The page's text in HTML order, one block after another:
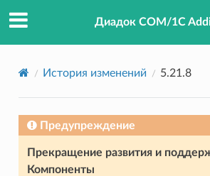
Диадок COM/1C
История изменений 5.21.8
Предупреждение
Прекращение развития и
Компоненты